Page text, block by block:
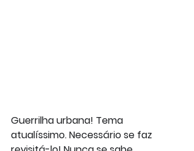
Guerrilha urbana! Tema
atualíssimo. Necessário se faz